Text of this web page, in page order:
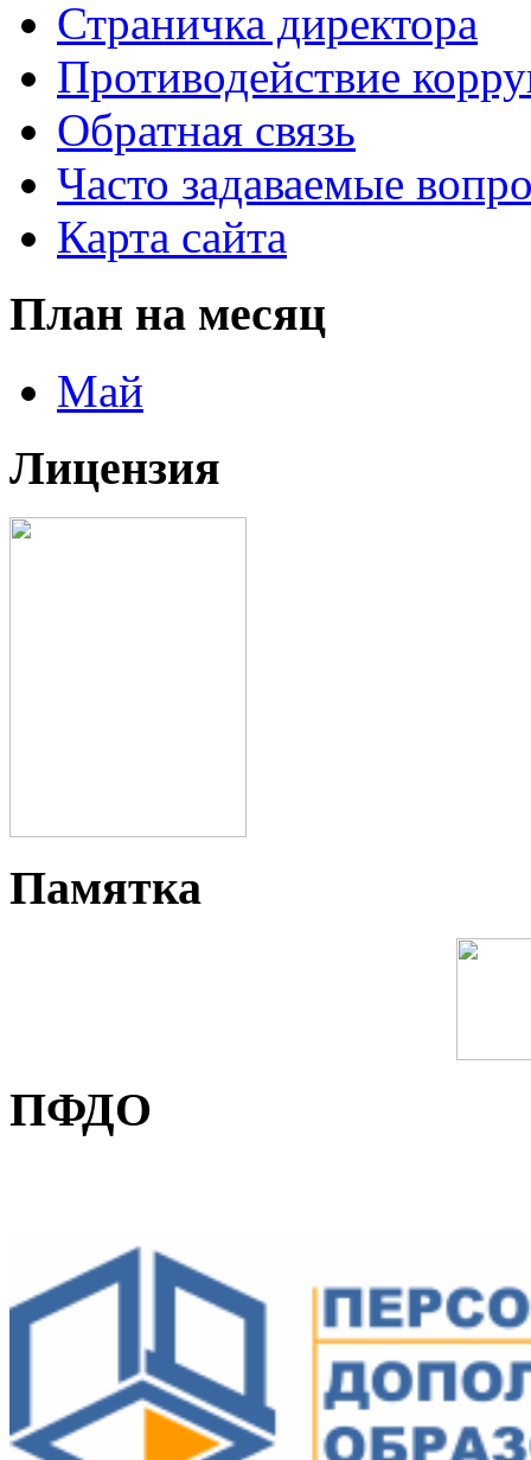
Страничка директора
Противодействие
Обратная связь
Часто задаваемые
Карта сайта
План на месяц
Май
Лицензия
Памятка
ПФДО